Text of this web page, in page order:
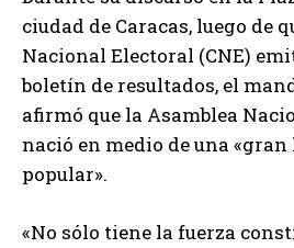
ciudad de Caracas, luego de
Nacional Electoral (CNE)
boletín de resultados, el
afirmó que la Asamblea
nació en medio de una
popular».
«No sólo tiene la fuerza